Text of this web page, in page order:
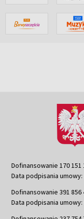
Dofinansowanie 170 151
Data podpisania umowy:
Dofinansowanie 391 856
Data podpisania umowy: